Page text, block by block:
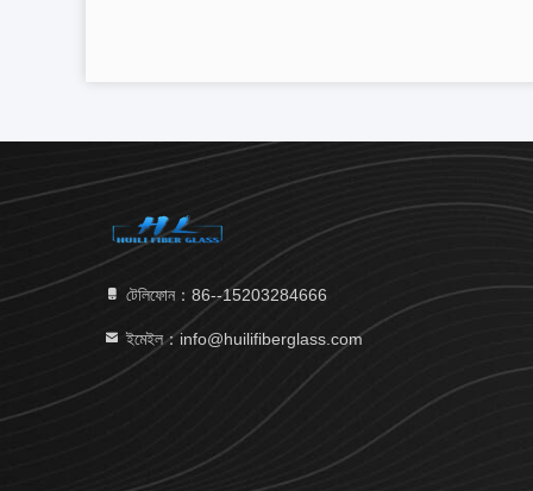
টেলিফোন：86--15203284666
ইমেইল：info@huilifiberglass.com